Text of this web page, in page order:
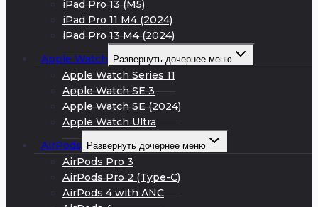
iPad Pro 13 (M5)
iPad Pro 11 M4 (2024)
iPad Pro 13 M4 (2024)
Apple Watch Развернуть дочернее меню
Apple Watch Series 11
Apple Watch SE 3
Apple Watch SE (2024)
Apple Watch Ultra
AirPods Развернуть дочернее меню
AirPods Pro 3
AirPods Pro 2 (Type-C)
AirPods 4 with ANC